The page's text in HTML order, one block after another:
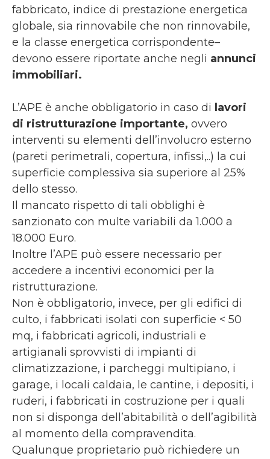
fabbricato, indice di prestazione energetica
globale, sia rinnovabile che non rinnovabile,
e la classe energetica corrispondente–
devono essere riportate anche negli annunci
immobiliari.
L’APE è anche obbligatorio in caso di lavori
di ristrutturazione importante, ovvero
interventi su elementi dell’involucro esterno
(pareti perimetrali, copertura, infissi,..) la cui
superficie complessiva sia superiore al 25%
dello stesso.
Il mancato rispetto di tali obblighi è
sanzionato con multe variabili da 1.000 a
18.000 Euro.
Inoltre l’APE può essere necessario per
accedere a incentivi economici per la
ristrutturazione.
Non è obbligatorio, invece, per gli edifici di
culto, i fabbricati isolati con superficie < 50
mq, i fabbricati agricoli, industriali e
artigianali sprovvisti di impianti di
climatizzazione, i parcheggi multipiano, i
garage, i locali caldaia, le cantine, i depositi, i
ruderi, i fabbricati in costruzione per i quali
non si disponga dell’abitabilità o dell’agibilità
al momento della compravendita.
Qualunque proprietario può richiedere un